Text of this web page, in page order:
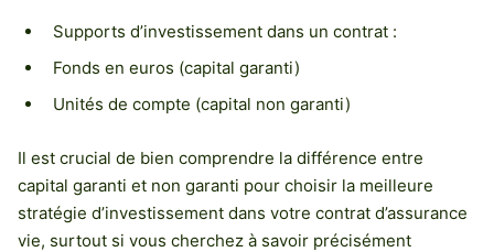
Supports d’investissement dans un contrat :
Fonds en euros (capital garanti)
Unités de compte (capital non garanti)
Il est crucial de bien comprendre la différence entre
capital garanti et non garanti pour choisir la meilleure
stratégie d’investissement dans votre contrat d’assurance
vie, surtout si vous cherchez à savoir précisément